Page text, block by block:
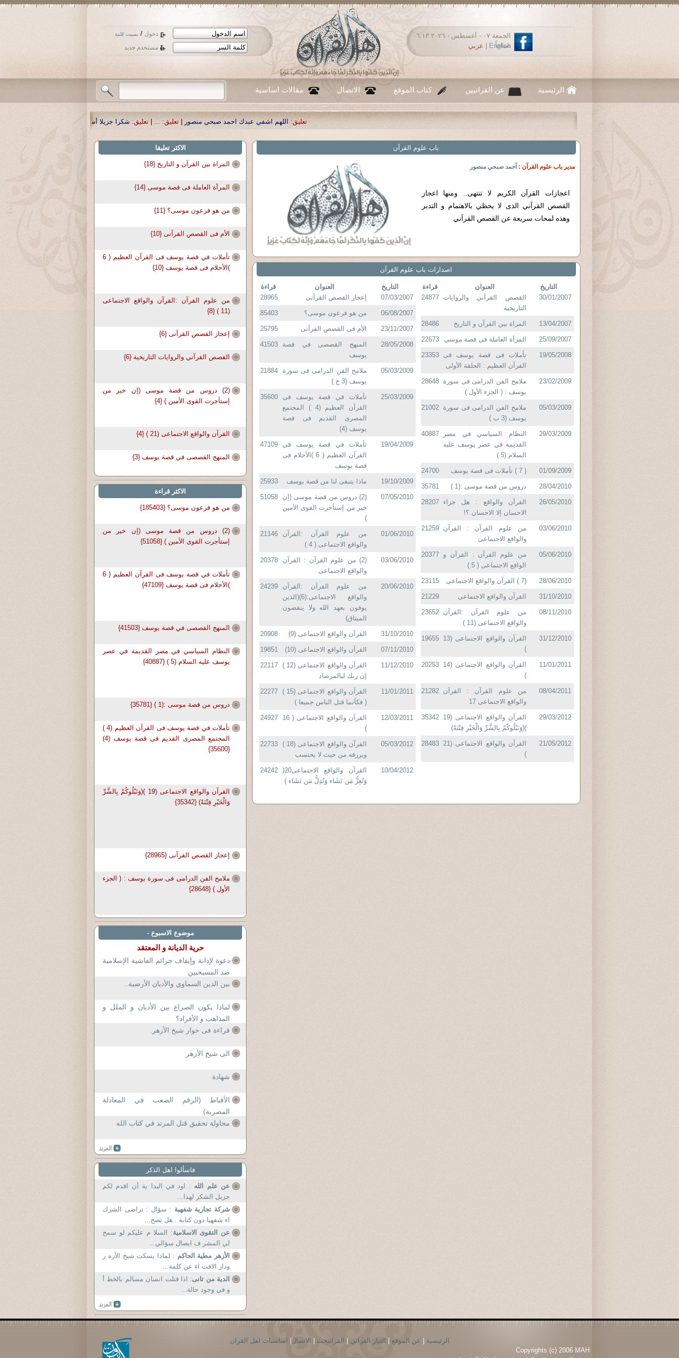
دخول / نسيت كلمة
مستخدم جديد
الجمعة ٠٧ - أغسطس - ٢٠٢٦ ٠٦:١٣
صباحاً
English عربي
الرئيسية عن القرانيين كتاب الموقع الاتصال مقالات اساسية
اللهم اشفي عبدك احمد صبحي منصور|تعليق: ... تعليق: شكرا جزيلا أستاذ حمد الحمد .أكرمكم الله .
باب علوم القرآن
مدير باب علوم القرآن : آحمد صبحي منصور
اعجازات القرآن الكريم لا تنتهى.. ومنها اعجاز
القصص القرآني الذى لا يحظي بالاهتمام و التدبر
وهذه لمحات سريعة عن القصص القرآني
اصدارات باب علوم القرآن
التاريخ
30/01/2007
العنوان
القصص القرآني والروايات
التاريخية
قراءة
24877
13/04/2007 المراة بين القرآن و التاريخ 28486
25/09/2007 المرأة العاملة فى قصة موسى 22673
19/05/2008
تأملات فى قصة يوسف فى
القرآن العظيم : الحلقة الأولى
23353
23/02/2009
ملامح الفن الدرامى فى سورة
يوسف : ( الجزء الأول )
28648
05/03/2009
ملامح الفن الدرامى فى سورة
يوسف (3 ب )
21002
29/03/2009
النظام السياسي في مصر
القديمة في عصر يوسف عليه
السلام (5 )
40887
01/09/2009 ( 7 ) تأملات فى قصة يوسف 24700
28/04/2010 دروس من قصة موسى :(1 ) 35781
26/05/2010
القرآن والواقع : هل جزاء
الاحسان إلا الاحسان ؟!
28207
03/06/2010
من علوم القرآن : القرآن
والواقع الاجتماعى
21259
05/06/2010
من علوم القرآن : القرآن و
الواقع الاجتماعى ( 5 )
20377
28/06/2010 (7 ) القرآن والواقع الاجتماعى 23115
31/10/2010 القرآن والواقع الاجتماعى 21229
08/11/2010
من علوم القرآن :القرآن
والواقع الاجتماعى (11 )
23652
31/12/2010
القرآن والواقع الاجتماعى (13
)
19655
11/01/2011
القرآن والواقع الاجتماعى (14
)
20253
08/04/2011
من علوم القرآن : القرآن
والواقع الاجتماعى 17
21282
29/03/2012
القرآن والواقع الاجتماعى (19
)(وَنَبْلُوكُمْ بِالشَّرِّ وَالْخَيْرِ فِتْنَةً)
35342
21/05/2012
القرآن والواقع الاجتماعى (21
)
28483
التاريخ
07/03/2007
العنوان
إعجاز القصص القرآنى
قراءة
28965
06/08/2007 من هو فرعون موسى؟ 185403
23/11/2007 الأم فى القصص القرآنى 25795
28/05/2008
المنهج القصصى في قصة
يوسف
41503
05/03/2009
ملامح الفن الدرامى فى سورة
يوسف (3 ج )
21884
25/03/2009
تأملات في قصة يوسف فى
القرآن العظيم (4 ) المجتمع
المصرى القديم فى قصة
يوسف (4)
35600
19/04/2009
تأملات في قصة يوسف فى
القرآن العظيم ( 6 )الأحلام فى
قصة يوسف
47109
19/10/2009 ماذا يتبقى لنا من قصة يوسف 25933
07/05/2010
(2) دروس من قصة موسى (إن
خير من إستأجرت القوى الأمين
)
51058
01/06/2010
من علوم القرآن :القرآن
والواقع الاجتماعى ( 4 )
21146
03/06/2010
(2) من علوم القرآن : القرآن
والواقع الاجتماعى
20378
20/06/2010
من علوم القرآن :القرآن
والواقع الاجتماعى:(6)(الذين
يوفون بعهد الله ولا ينقضون
الميثاق)
24239
31/10/2010 القرآن والواقع الاجتماعى (9) 20908
07/11/2010 القرآن والواقع الاجتماعى (10) 19851
11/12/2010
القرآن والواقع الاجتماعى (12 )
إن ربك لبالمرصاد
22117
11/01/2011
القرآن والواقع الاجتماعى (15 )
( فكأنما قتل الناس جميعا )
22277
12/03/2011
القرآن والواقع الاجتماعى ( 16
)
24927
05/03/2012
القرآن والواقع الاجتماعى (18 )
ويرزقه من حيث لا يحتسب
22733
10/04/2012
القرآن والواقع الاجتماعى20(
وَتُعِزُّ مَن تَشَاء وَتُذِلُّ مَن تَشَاء )
24242
الاكثر تعليقا
المراة بين القرآن و التاريخ {18}
المرأة العاملة فى قصة موسى {14}
من هو فرعون موسى؟ {11}
الأم فى القصص القرآنى {10}
تأملات في قصة يوسف فى القرآن العظيم ( 6
)الأحلام فى قصة يوسف {10}
من علوم القرآن :القرآن والواقع الاجتماعى
(11 ) {8}
إعجاز القصص القرآنى {6}
القصص القرآني والروايات التاريخية {6}
(2) دروس من قصة موسى (إن خير من
إستأجرت القوى الأمين ) {4}
القرآن والواقع الاجتماعى (21 ) {4}
المنهج القصصى في قصة يوسف {3}
الاكثر قراءة
من هو فرعون موسى؟ {185403}
(2) دروس من قصة موسى (إن خير من
إستأجرت القوى الأمين ) {51058}
تأملات في قصة يوسف فى القرآن العظيم ( 6
)الأحلام فى قصة يوسف {47109}
المنهج القصصى في قصة يوسف {41503}
النظام السياسي في مصر القديمة في عصر
يوسف عليه السلام (5 ) {40887}
دروس من قصة موسى :(1 ) {35781}
تأملات في قصة يوسف فى القرآن العظيم (4 )
المجتمع المصرى القديم فى قصة يوسف (4)
{35600}
القرآن والواقع الاجتماعى (19 )(وَنَبْلُوكُمْ بِالشَّرِّ
وَالْخَيْرِ فِتْنَةً) {35342}
إعجاز القصص القرآنى {28965}
ملامح الفن الدرامى فى سورة يوسف : ( الجزء
الأول ) {28648}
موضوع الاسبوع -
حرية الديانة و المعتقد
دعوة لإدانة وإيقاف جرائم الفاشية الإسلامية
ضد المسيحيين
بين الدين السماوي والأديان الأرضية..
لماذا يكون الصراع بين الأديان و الملل و
المذاهب و الأفراد؟
قراءة فى حوار شيخ الأزهر.
الى شيخ الأزهر
شهادة
الأقباط (الرقم الصعب في المعادلة
المصرية)
محاولة تحقيق قتل المرتد في كتاب الله
فاسألوا اهل الذكر
عن علم الله : اود في البدا ية أن اقدم لكم
جزيل الشكر لهذا...
شركة تجارية شفهية : سؤال : تراضى الشرك
اء شفهيا دون كتابة . هل تصح...
عن التقوى الاسلامية: السلا م عليكم لو سمح
لي المشر ف ايصال سؤالي...
الأزهر مطية الحاكم : لماذا يسكت شيخ الأزه ر
ودار الافت اء عن كلمة...
الدية من تانى: اذا قتلت انسان مسالم بالخط أ
و في وجود حالة...
الرئيسية عن الموقع التيار القراني القرانبحث الاتصال
اساسيات اهل القران
Copyrights (c) 2006 MAH